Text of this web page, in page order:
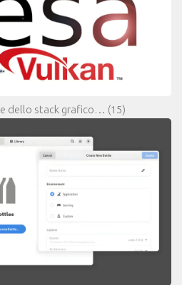
dello stack grafico… (15)